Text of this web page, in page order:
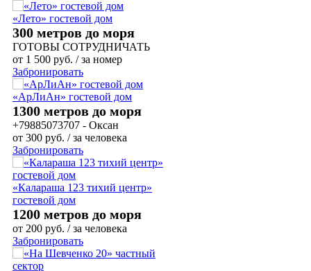
«Лето» гостевой дом
300 метров до моря
ГОТОВЫ СОТРУДНИЧАТЬ
от 1 500 руб. / за номер
Забронировать
«АрЛиАн» гостевой дом
1300 метров до моря
+79885073707 - Оксан
от 300 руб. / за человека
Забронировать
«Калараша 123 тихий центр»
гостевой дом
1200 метров до моря
от 200 руб. / за человека
Забронировать